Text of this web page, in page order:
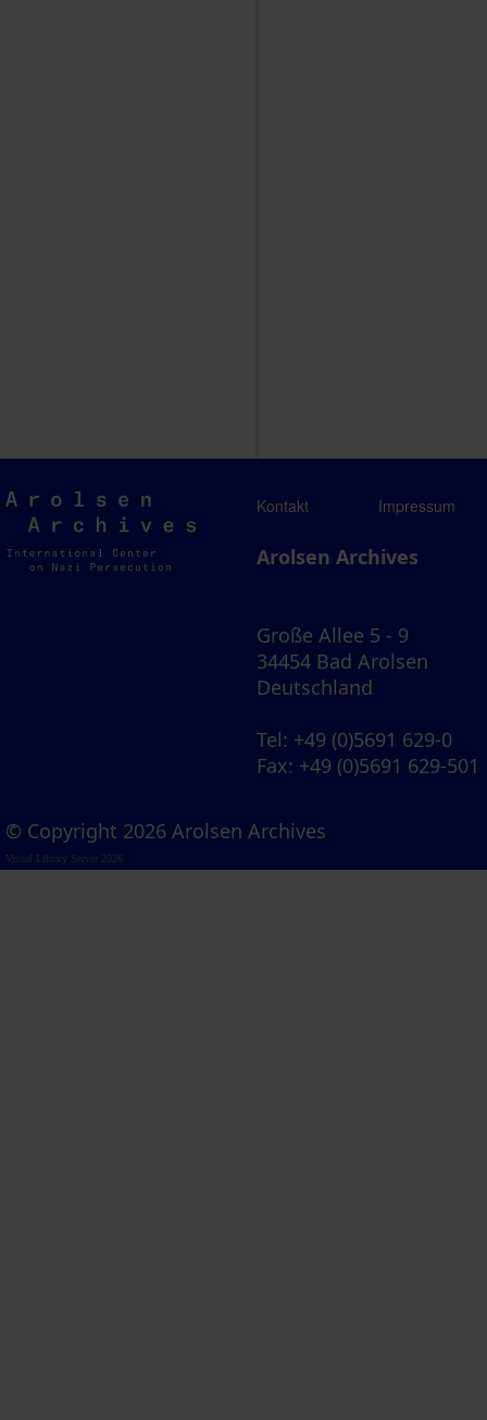
Arolsen
Archives
Kontakt Impressum
Arolsen Archives
Große Allee 5 - 9
34454 Bad Arolsen
Deutschland
Tel: +49 (0)5691 629-0
Fax: +49 (0)5691 629-501
© Copyright 2026 Arolsen Archives
Visual Library Server 2026